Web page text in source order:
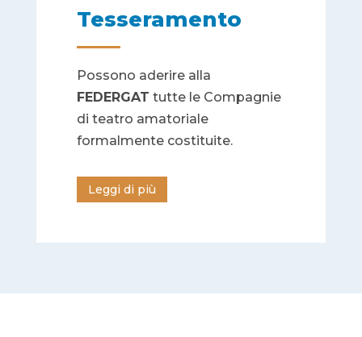
Tesseramento
Possono aderire alla
FEDERGAT tutte le Compagnie
di teatro amatoriale
formalmente costituite.
Leggi di più